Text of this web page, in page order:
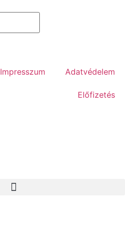
Impresszum Adatvédelem
Előfizetés